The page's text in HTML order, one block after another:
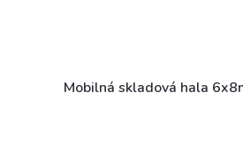
Mobilná skladová hala